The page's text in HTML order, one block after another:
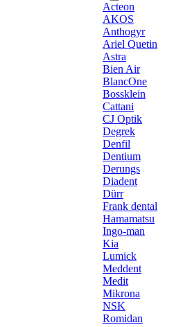
Acteon
AKOS
Anthogyr
Ariel Quetin
Astra
Bien Air
BlancOne
Bossklein
Cattani
CJ Optik
Degrek
Denfil
Dentium
Derungs
Diadent
Dürr
Frank dental
Hamamatsu
Ingo-man
Kia
Lumick
Meddent
Medit
Mikrona
NSK
Romidan